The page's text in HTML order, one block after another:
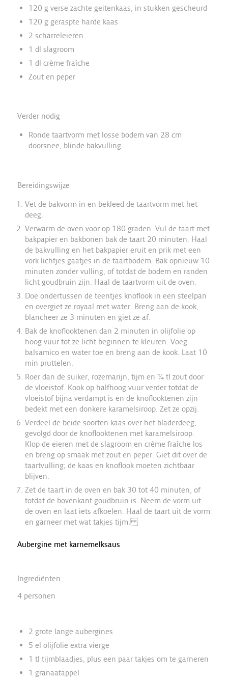
120 g verse zachte geitenkaas, in stukken gescheurd
120 g geraspte harde kaas
2 scharreleieren
1 dl slagroom
1 dl crème fraîche
Zout en peper
Verder nodig
Ronde taartvorm met losse bodem van 28 cm
doorsnee, blinde bakvulling
Bereidingswijze
Vet de bakvorm in en bekleed de taartvorm met het
deeg.
Verwarm de oven voor op 180 graden. Vul de taart met
bakpapier en bakbonen bak de taart 20 minuten. Haal
de bakvulling en het bakpapier eruit en prik met een
vork lichtjes gaatjes in de taartbodem. Bak opnieuw 10
minuten zonder vulling, of totdat de bodem en randen
licht goudbruin zijn. Haal de taartvorm uit de oven.
Doe ondertussen de teentjes knoflook in een steelpan
en overgiet ze royaal met water. Breng aan de kook,
blancheer ze 3 minuten en giet ze af.
Bak de knoflooktenen dan 2 minuten in olijfolie op
hoog vuur tot ze licht beginnen te kleuren. Voeg
balsamico en water toe en breng aan de kook. Laat 10
min pruttelen.
Roer dan de suiker, rozemarijn, tijm en ¼ tl zout door
de vloeistof. Kook op halfhoog vuur verder totdat de
vloeistof bijna verdampt is en de knoflooktenen zijn
bedekt met een donkere karamelsiroop. Zet ze opzij.
Verdeel de beide soorten kaas over het bladerdeeg,
gevolgd door de knoflooktenen met karamelsiroop.
Klop de eieren met de slagroom en crème fraîche los
en breng op smaak met zout en peper. Giet dit over de
taartvulling; de kaas en knoflook moeten zichtbaar
blijven.
Zet de taart in de oven en bak 30 tot 40 minuten, of
totdat de bovenkant goudbruin is. Neem de vorm uit
de oven en laat iets afkoelen. Haal de taart uit de vorm
en garneer met wat takjes tijm.
Aubergine met karnemelksaus
Ingrediënten
4 personen
2 grote lange aubergines
5 el olijfolie extra vierge
1 tl tijmblaadjes, plus een paar takjes om te garneren
1 granaatappel